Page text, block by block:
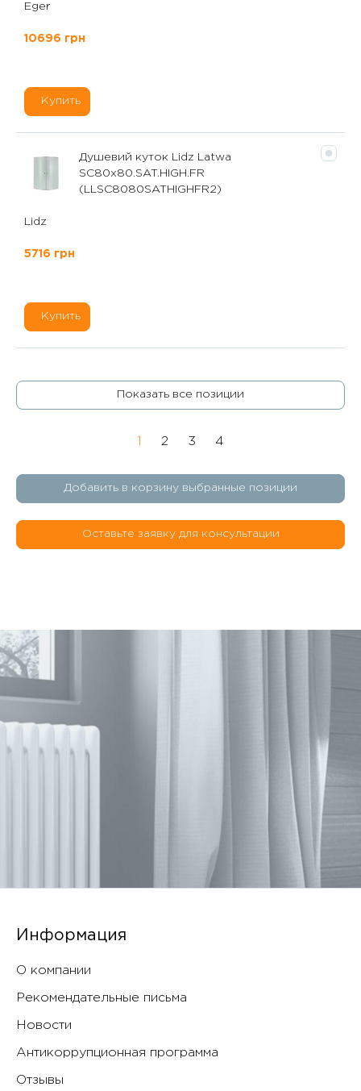
Eger
10696 грн
Купить
Душевий куток Lidz Latwa
SC80x80.SAT.HIGH.FR
(LLSC8080SATHIGHFR2)
Lidz
5716 грн
Купить
Показать все позиции
1 2 3 4
Добавить в корзину выбранные позиции
Оставьте заявку для консультации
Информация
О компании
Рекомендательные письма
Новости
Антикоррупционная программа
Отзывы